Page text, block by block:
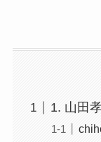
1. 山田